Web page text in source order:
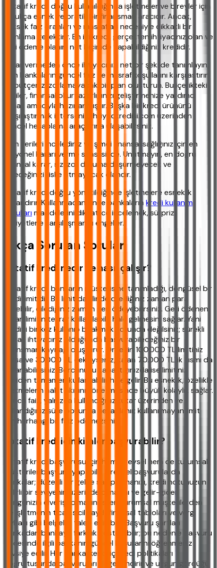
Rotatif kredi, doğru kullanıldığında işletmeler ve bireyler için
oldukça esnek ve pratik bir finansman aracıdır. Ancak,
yüksek faiz oranları ve masrafları nedeniyle dikkatli bir
planlama gerektirir. En iyi kredi, gerçekten ihtiyacınız olan ve
geri ödeme planını net biçimde yapabildiğiniz kredidir.
Karar vermeden önce ihtiyacınızı net bir şekilde tanımlayın,
tüm bankaların güncel faiz ve masraf koşullarını karşılaştırın
ve bütçenizi zorlamayacak bir plan oluşturun. Bu içerikteki
bilgiler, finansal okuryazarlığınızı geliştirmenize yardımcı
olmak amacıyla hazırlanmıştır. Başka bir kredi ürününü
karşılaştırmak isterseniz, ihtiyackredisi.com üzerinden
güncel hesaplama araçlarına ulaşabilirsiniz.
Tüm verileri incelediniz ve şimdi finansal sağlığınız için en
rasyonel kararı verme sırası sizde. Unutmayın, en doğru
finansal karar, sizi zor duruma düşürmeyecek ve
geleceğinizi riske atmayacak olandır.
Rotatif kredi doğru yönetildiğinde işletmelere esneklik
kazandırır. Kullanmadan önce bankalarınkredi kullanım
koşullarımaddelerini dikkatlice incelemek, sürpriz
maliyetlerle karşılaşmanızı engeller.
Sıkça Sorulan Sorular
Rotatif kredi nedir ve nasıl çalışır?
Rotatif kredi, bankanın müşterisine tanımladığı, döngüsel bir
kredi limitidir. Bu limit dahilinde dilediğiniz zaman para
çekebilir, dilediğiniz zaman geri ödeyebilirsiniz. Geri ödenen
tutar, limitin tekrar kullanılabilir hale gelmesini sağlar. Yani
krediyi bir kez kullanıp bırakmak zorunda değilsiniz; sürekli
olarak ihtiyacınız olduğunda başvurabileceğiniz bir
finansman kaynağı oluşturur. Örneğin 100.000 TL limitiniz
varsa ve 30.000 TL çektiyseniz, kalan 70.000 TL'lik kısmı da
kullanabilirsiniz. Borcunuzu kapattığınızda ise limitiniz
yeniden tamamen kullanılabilir hale gelir. Bu esneklik, özellikle
işletmelerin nakit akışını yönetmesinde büyük kolaylık sağlar.
Ayrıca faiz, yalnızca kullandığınız tutar üzerinden ve
kullandığınız süre boyunca hesaplanır; kullanılmayan limit
için herhangi bir faiz ödemezsiniz.
Rotatif kredi için kimler başvurabilir?
Rotatif kredi başvurusu için hem bireysel hem de kurumsal
müşteriler başvuru yapabilir. Bireysel başvurularda
bankalar; düzenli bir gelire sahip olmanızı, kredi notunuzun
belirli bir seviyenin üzerinde olmasını ve gelir-gider
dengenizin elverişli olmasını ister. Kurumsal müşterilerden
ise işletmenin ticari sicil kaydı, finansal tabloları ve vergi
levhası gibi belgeler talep edilebilir. Başvuru şartları
bankadan bankaya farklılık gösterebilir; bu nedenle başvuru
öncesinde ilgili bankanın güncel koşullarını öğrenmeniz
tavsiye edilir. Her banka, kendi iç kredi politikaları
doğrultusunda başvuruları değerlendirir ve uygun gördüğü